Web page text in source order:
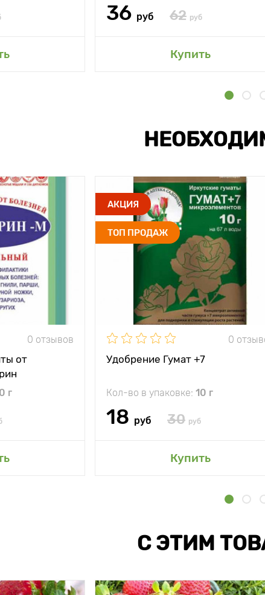
36 руб 62 руб
Купить
0 отзывов
от
г
АКЦИЯ
ТОП ПРОДАЖ
0
Удобрение Гумат +7
Кол-во в упаковке: 10 г
18 руб 30 руб
Купить
С ЭТИМ